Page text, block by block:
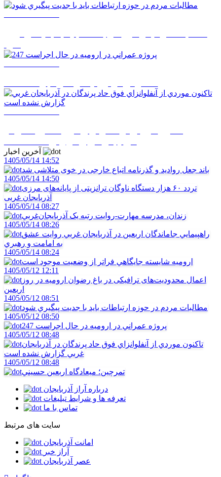
1405/05/14 14:52
باند جعل روادید و گذرنامه اتباع خارجی در خوی متلاشی شد
1405/05/14 14:50
تردد ۶۰ هزار دستگاه ناوگان ترانزیتی از پایانه‌های مرزی
آذربایجان ‌غربی
1405/05/14 08:27
زندان، مدرسه مهارت-روايت رتبه يک آذربايجان‌غربي
1405/05/14 08:26
راهپيمايي جاماندگان اربعين در آذربايجان غربي روايت عشق
به امامت و رهبري
1405/05/14 08:24
اروميه شايسته جايگاهي فراتر از وضعيت موجود است
1405/05/12 12:11
اعمال محدودیت‌های ترافیکی در باغ رضوان ارومیه در روز
اربعین
1405/05/12 08:51
مطالبات مردم در حوزه ارتباطات بايد با جديت پيگيري شود
1405/05/12 08:50
247 پروژه عمراني در اروميه در حال اجراست
1405/05/12 08:48
تاکنون موردي از آنفلوانزاي فوق حاد پرندگان در آذربايجان
غربي گزارش نشده است
1405/05/12 08:48
تمرچين؛ ميعادگاه اربعين حسيني
درباره آراز آذربایجان
تعرفه ها و شرایط تبلیغات
تماس با ما
سایت های مرتبط
امانت آذربایجان
آراز خبر
عصر آذربایجان